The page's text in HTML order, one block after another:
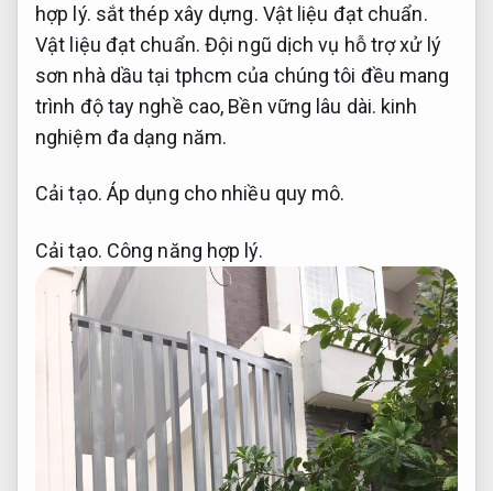
hợp lý. sắt thép xây dựng. Vật liệu đạt chuẩn.
Vật liệu đạt chuẩn. Đội ngũ dịch vụ hỗ trợ xử lý
sơn nhà dầu tại tphcm của chúng tôi đều mang
trình độ tay nghề cao, Bền vững lâu dài. kinh
nghiệm đa dạng năm.
Cải tạo. Áp dụng cho nhiều quy mô.
Cải tạo. Công năng hợp lý.